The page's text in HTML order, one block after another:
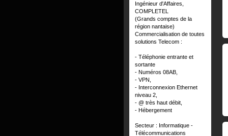
Ingénieur d'Affaires,
COMPLETEL
(Grands comptes de la
région nantaise)
Commercialisation de toutes
solutions Telecom :
- Téléphonie entrante et
sortante
- Numéros 08AB,
- VPN,
- Interconnexion Ethernet
niveau 2,
- @ très haut débit,
- Hébergement
Secteur : Informatique -
Télécommunications